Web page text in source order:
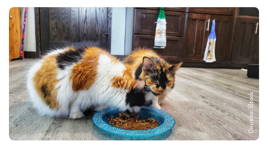
Снимка: iStock